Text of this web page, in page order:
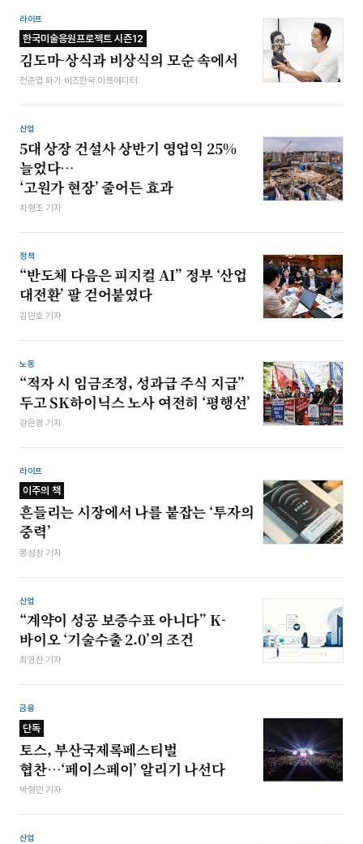
라이프
한국미술응원프로젝트 시즌12
김도마-상식과 비상식의 모순 속에서
전준엽 화가·비즈한국 아트에디터
산업
5대 상장 건설사 상반기 영업익 25%
늘었다…
‘고원가 현장’ 줄어든 효과
차형조 기자
정책
“반도체 다음은 피지컬 AI” 정부 ‘산업
대전환’ 팔 걷어붙였다
김민호 기자
노동
“적자 시 임금조정, 성과급 주식 지급”
두고 SK하이닉스 노사 여전히 ‘평행선’
강은경 기자
라이프
이주의 책
흔들리는 시장에서 나를 붙잡는 ‘투자의
중력’
봉성창 기자
산업
“계약이 성공 보증수표 아니다” K-
바이오 ‘기술수출 2.0’의 조건
최영찬 기자
금융
단독
토스, 부산국제록페스티벌
협찬…‘페이스페이’ 알리기 나선다
박형민 기자
산업